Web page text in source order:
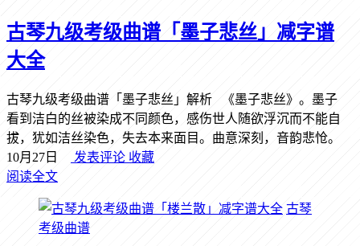
古琴九级考级曲谱「墨子悲丝」减字谱
大全
古琴九级考级曲谱「墨子悲丝」解析 《墨子悲丝》。墨子
看到洁白的丝被染成不同颜色，感伤世人随欲浮沉而不能自
拔，犹如洁丝染色，失去本来面目。曲意深刻，音韵悲怆。
10月27日
发表评论 收藏
阅读全文
古琴
考级曲谱